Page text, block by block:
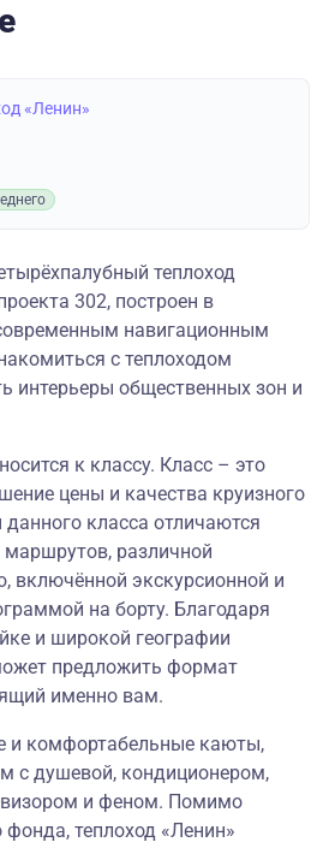
«Ленин»
теплоход
302, построен в
навигационным
с теплоходом
интерьеры общественных зон и
к классу. Класс – это
цены и качества круизного
класса отличаются
различной
включённой экскурсионной и
на борту. Благодаря
и широкой географии
предложить формат
именно вам.
и комфортабельные каюты,
с душевой, кондиционером,
и феном. Помимо
теплоход «Ленин»